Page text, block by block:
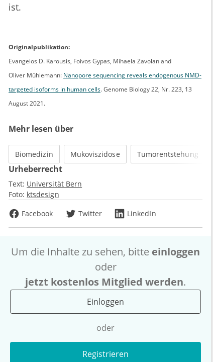
ist.
Originalpublikation:
Evangelos D. Karousis, Foivos Gypas, Mihaela Zavolan and
Oliver Mühlemann: Nanopore sequencing reveals endogenous NMD-
targeted isoforms in human cells. Genome Biology 22, Nr. 223, 13
August 2021.
Mehr lesen über
Biomedizin Mukoviszidose Tumorentstehung
Urheberrecht
Text: Universität Bern
Foto: ktsdesign
Facebook
Twitter LinkedIn
Um die Inhalte zu sehen, bitte einloggen
oder
jetzt kostenlos Mitglied werden.
Einloggen
oder
Registrieren